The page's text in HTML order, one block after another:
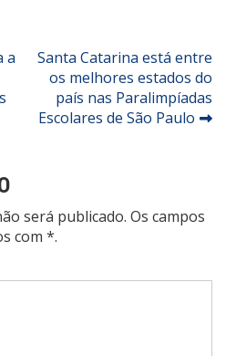
a
Santa Catarina está entre
os melhores estados do
país nas Paralimpíadas
Escolares de São Paulo
será publicado. Os campos
com *.